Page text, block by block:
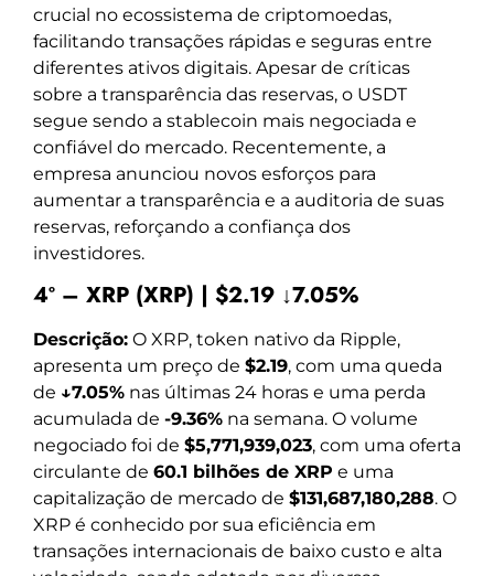
crucial no ecossistema de criptomoedas,
facilitando transações rápidas e seguras entre
diferentes ativos digitais. Apesar de críticas
sobre a transparência das reservas, o USDT
segue sendo a stablecoin mais negociada e
confiável do mercado. Recentemente, a
empresa anunciou novos esforços para
aumentar a transparência e a auditoria de suas
reservas, reforçando a confiança dos
investidores.
4º – XRP (XRP) | $2.19 ↓7.05%
Descrição: O XRP, token nativo da Ripple,
apresenta um preço de $2.19, com uma queda
de ↓7.05% nas últimas 24 horas e uma perda
acumulada de -9.36% na semana. O volume
negociado foi de $5,771,939,023, com uma oferta
circulante de 60.1 bilhões de XRP e uma
capitalização de mercado de $131,687,180,288. O
XRP é conhecido por sua eficiência em
transações internacionais de baixo custo e alta